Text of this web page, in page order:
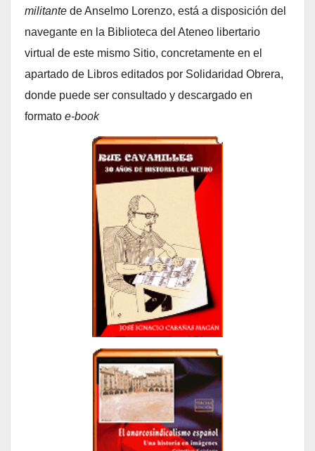
militante de Anselmo Lorenzo, está a disposición del
navegante en la Biblioteca del Ateneo libertario
virtual de este mismo Sitio, concretamente en el
apartado de Libros editados por Solidaridad Obrera,
donde puede ser consultado y descargado en
formato e-book